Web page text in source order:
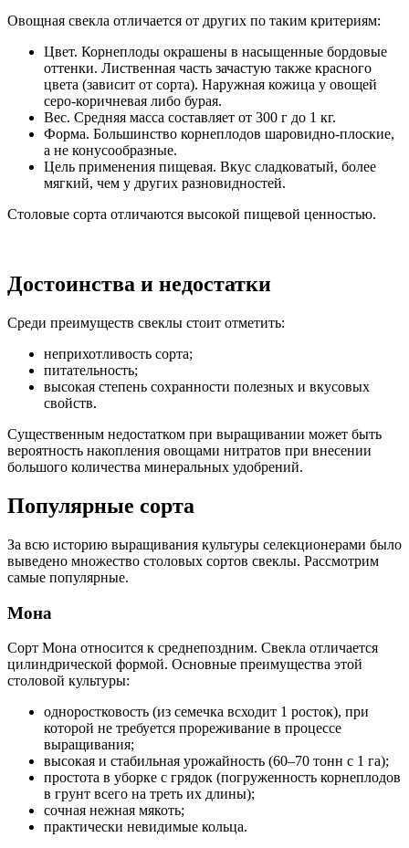
Овощная свекла отличается от других по таким критериям:
Цвет. Корнеплоды окрашены в насыщенные бордовые
оттенки. Лиственная часть зачастую также красного
цвета (зависит от сорта). Наружная кожица у овощей
серо-коричневая либо бурая.
Вес. Средняя масса составляет от 300 г до 1 кг.
Форма. Большинство корнеплодов шаровидно-плоские,
а не конусообразные.
Цель применения пищевая. Вкус сладковатый, более
мягкий, чем у других разновидностей.
Столовые сорта отличаются высокой пищевой ценностью.
Достоинства и недостатки
Среди преимуществ свеклы стоит отметить:
неприхотливость сорта;
питательность;
высокая степень сохранности полезных и вкусовых
свойств.
Существенным недостатком при выращивании может быть
вероятность накопления овощами нитратов при внесении
большого количества минеральных удобрений.
Популярные сорта
За всю историю выращивания культуры селекционерами было
выведено множество столовых сортов свеклы. Рассмотрим
самые популярные.
Мона
Сорт Мона относится к среднепоздним. Свекла отличается
цилиндрической формой. Основные преимущества этой
столовой культуры:
одноростковость (из семечка всходит 1 росток), при
которой не требуется прореживание в процессе
выращивания;
высокая и стабильная урожайность (60–70 тонн с 1 га);
простота в уборке с грядок (погруженность корнеплодов
в грунт всего на треть их длины);
сочная нежная мякоть;
практически невидимые кольца.